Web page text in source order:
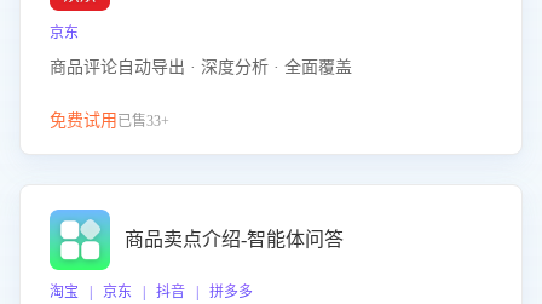
京东
商品评论自动导出 · 深度分析 · 全面覆盖
免费试用 已售33+
商品卖点介绍-智能体问答
淘宝 | 京东 | 抖音 | 拼多多